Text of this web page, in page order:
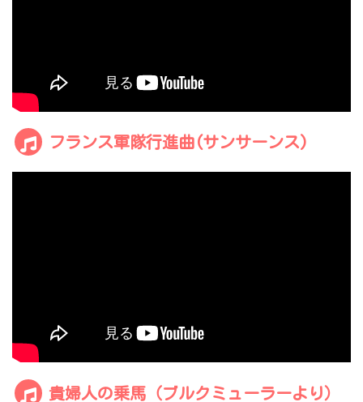
フランス軍隊行進曲(サンサーンス)
貴婦人の乗馬（ブルクミューラーより）